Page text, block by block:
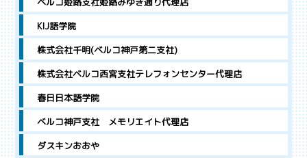
KIJ語学院
株式会社千明(ベルコ神戸第二支社)
株式会社ベルコ西宮支社テレフォンセンター代理店
春日日本語学院
ベルコ神戸支社 メモリエイト代理店
ダスキンおおや